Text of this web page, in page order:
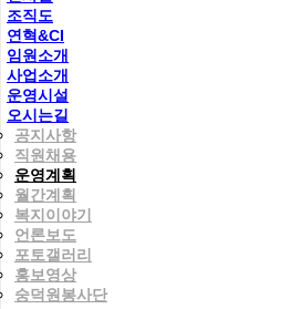
조직도
연혁&CI
임원소개
사업소개
운영시설
오시는길
공지사항
직원채용
운영계획
월간계획
복지이야기
언론보도
포토갤러리
홍보영상
숭덕원봉사단